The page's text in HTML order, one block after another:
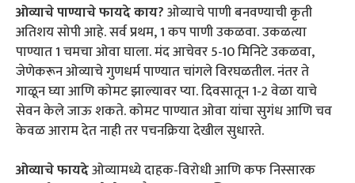
ओव्याचे पाण्याचे फायदे काय?ओव्याचे पाणी बनवण्याची कृती
अतिशय सोपी आहे. सर्व प्रथम, 1 कप पाणी उकळवा. उकळत्या
पाण्यात 1 चमचा ओवा घाला. मंद आचेवर 5-10 मिनिटे उकळवा,
जेणेकरून ओव्याचे गुणधर्म पाण्यात चांगले विरघळतील. नंतर ते
गाळून घ्या आणि कोमट झाल्यावर प्या. दिवसातून 1-2 वेळा याचे
सेवन केले जाऊ शकते. कोमट पाण्यात ओवा यांचा सुगंध आणि चव
केवळ आराम देत नाही तर पचनक्रिया देखील सुधारते.
ओव्याचे फायदेओव्यामध्ये दाहक-विरोधी आणि कफ निस्सारक